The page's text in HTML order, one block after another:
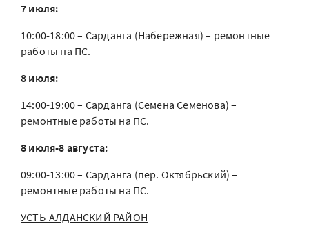
7 июля:
10:00-18:00 – Сарданга (Набережная) – ремонтные
работы на ПС.
8 июля:
14:00-19:00 – Сарданга (Семена Семенова) –
ремонтные работы на ПС.
8 июля-8 августа:
09:00-13:00 – Сарданга (пер. Октябрьский) –
ремонтные работы на ПС.
УСТЬ-АЛДАНСКИЙ РАЙОН